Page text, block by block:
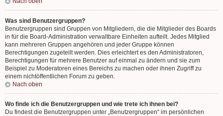
Was sind Benutzergruppen?
Benutzergruppen sind Gruppen von Mitgliedern, die die Mitglieder des Boards
in für die Board-Administration verwaltbare Einheiten aufteilt. Jedes Mitglied
kann mehreren Gruppen angehören und jeder Gruppe können
Berechtigungen zugeteilt werden. Dies erleichtert es den Administratoren,
Berechtigungen für mehrere Benutzer auf einmal zu ändern und sie zum
Beispiel zu Moderatoren eines Bereichs zu machen oder ihnen Zugriff zu
einem nichtöffentlichen Forum zu geben.
Nach oben
Wo finde ich die Benutzergruppen und wie trete ich ihnen bei?
Du findest die Benutzergruppen unter „Benutzergruppen“ im persönlichen